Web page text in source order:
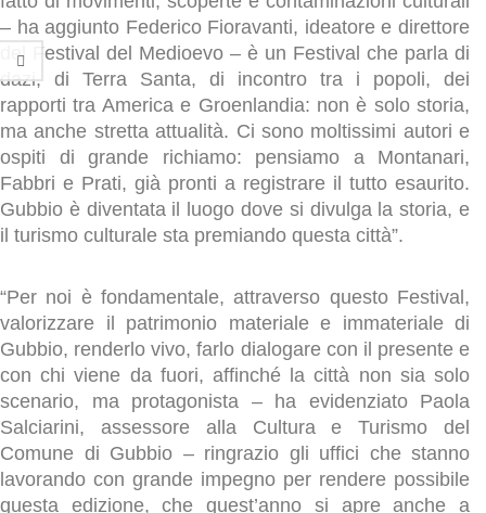
– ha aggiunto Federico Fioravanti, ideatore e direttore
del Festival del Medioevo – è un Festival che parla di
dazi, di Terra Santa, di incontro tra i popoli, dei
rapporti tra America e Groenlandia: non è solo storia,
ma anche stretta attualità. Ci sono moltissimi autori e
ospiti di grande richiamo: pensiamo a Montanari,
Fabbri e Prati, già pronti a registrare il tutto esaurito.
Gubbio è diventata il luogo dove si divulga la storia, e
il turismo culturale sta premiando questa città”.
“Per noi è fondamentale, attraverso questo Festival,
valorizzare il patrimonio materiale e immateriale di
Gubbio, renderlo vivo, farlo dialogare con il presente e
con chi viene da fuori, affinché la città non sia solo
scenario, ma protagonista – ha evidenziato Paola
Salciarini, assessore alla Cultura e Turismo del
Comune di Gubbio – ringrazio gli uffici che stanno
lavorando con grande impegno per rendere possibile
questa edizione, che quest’anno si apre anche a